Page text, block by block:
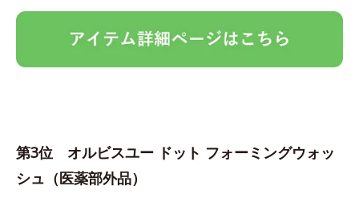
第3位 オルビスユー ドット フォーミングウォッ
シュ（医薬部外品）